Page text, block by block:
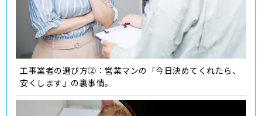
工事業者の選び方②：営業マンの「今日決めてくれたら、
安くします」の裏事情。